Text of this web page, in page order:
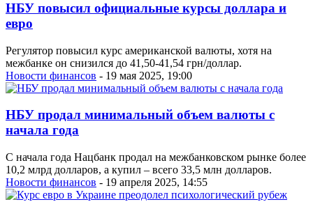
НБУ повысил официальные курсы доллара и
евро
Регулятор повысил курс американской валюты, хотя на
межбанке он снизился до 41,50-41,54 грн/доллар.
Новости финансов - 19 мая 2025, 19:00
НБУ продал минимальный объем валюты с
начала года
С начала года Нацбанк продал на межбанковском рынке более
10,2 млрд долларов, а купил – всего 33,5 млн долларов.
Новости финансов - 19 апреля 2025, 14:55